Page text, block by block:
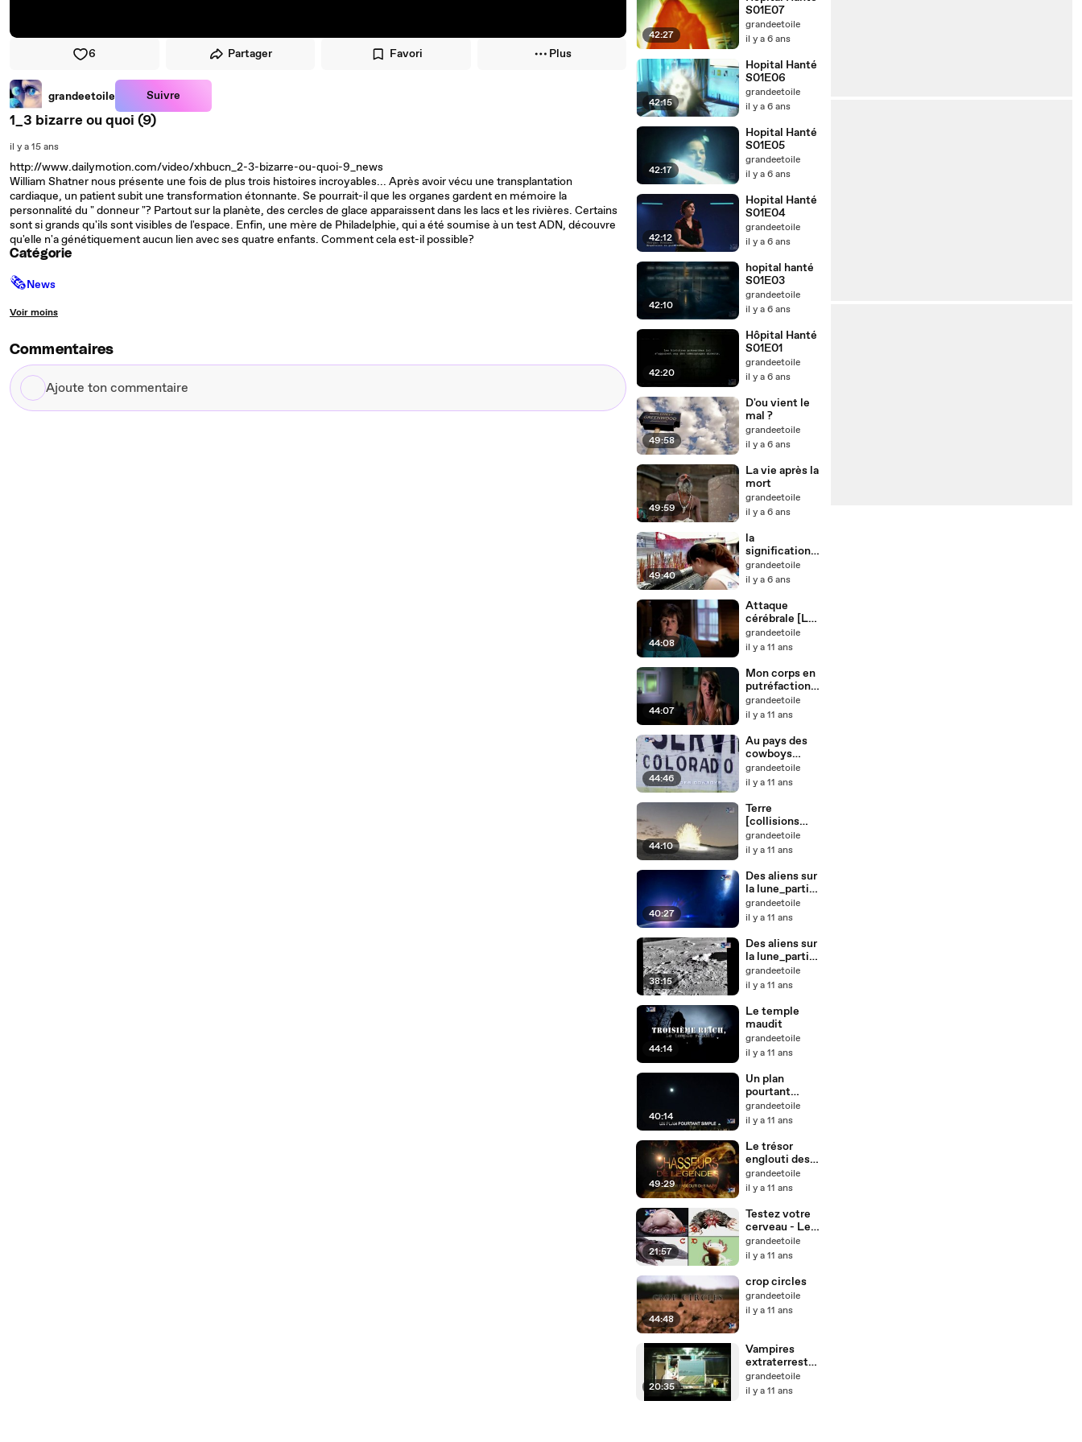
6 Partager Favori Plus
grandeetoile Suivre
1_3 bizarre ou quoi (9)
il y a 15 ans
http://www.dailymotion.com/video/xhbucn_2-3-bizarre-ou-quoi-9_news
William Shatner nous présente une fois de plus trois histoires incroyables... Après avoir vécu une transplantation
cardiaque, un patient subit une transformation étonnante. Se pourrait-il que les organes gardent en mémoire la
personnalité du " donneur "? Partout sur la planète, des cercles de glace apparaissent dans les lacs et les rivières. Certains
sont si grands qu'ils sont visibles de l'espace. Enfin, une mère de Philadelphie, qui a été soumise à un test ADN, découvre
qu'elle n'a génétiquement aucun lien avec ses quatre enfants. Comment cela est-il possible?
Catégorie
🗞News
Voir moins
Commentaires
Ajoute
ton
42:27
S01E07
grandeetoile
il y a 6 ans
42:15
Hopital Hanté
S01E06
grandeetoile
il y a 6 ans
42:17
Hopital Hanté
S01E05
grandeetoile
il y a 6 ans
42:12
Hopital Hanté
S01E04
grandeetoile
il y a 6 ans
42:10
hopital hanté
S01E03
grandeetoile
il y a 6 ans
42:20
Hôpital Hanté
S01E01
grandeetoile
il y a 6 ans
49:58
D'ou vient le
mal ?
grandeetoile
il y a 6 ans
49:59
La vie après la
mort
grandeetoile
il y a 6 ans
49:40
la
signification
des miracles
grandeetoile
il y a 6 ans
44:08
Attaque
cérébrale [Les
monstres qui
vivent en
grandeetoile
il y a 11 ans
44:07
Mon corps en
putréfaction[l
es monstres
qui vivent en
grandeetoile
il y a 11 ans
44:46
Au pays des
cowboys
[Chasseurs
d'ovnis]
grandeetoile
il y a 11 ans
44:10
Terre
[collisions
cosmiques]
grandeetoile
il y a 11 ans
40:27
Des aliens sur
la lune_partie
1
grandeetoile
il y a 11 ans
38:15
Des aliens sur
la lune_partie
2
grandeetoile
il y a 11 ans
44:14
Le temple
maudit
grandeetoile
il y a 11 ans
40:14
Un plan
pourtant
simple [Après
48 heures
continue]
grandeetoile
il y a 11 ans
49:29
Le trésor
englouti des
nazis
[Chasseurs de
S03E08]
grandeetoile
il y a 11 ans
21:57
Testez votre
cerveau - Le
paranormal
grandeetoile
il y a 11 ans
44:48
crop circles
grandeetoile
il y a 11 ans
20:35
Vampires
extraterrestre
s [Contact
S02E08]
grandeetoile
il y a 11 ans